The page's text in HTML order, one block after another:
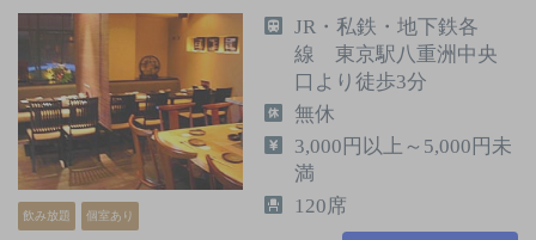
飲み放題 個室あり
JR・私鉄・地下鉄各
線 東京駅八重洲中央
口より徒歩3分
無休
3,000円以上～5,000円未
満
120席